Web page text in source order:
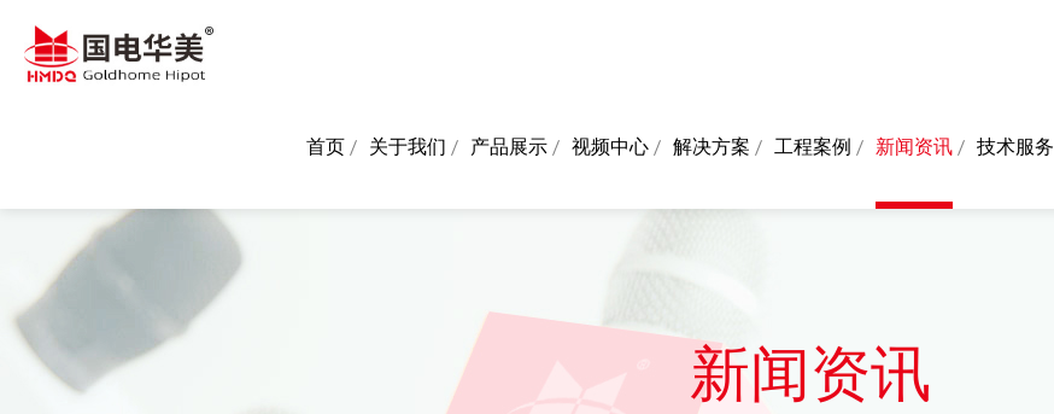
首页 关于我们 产品展示 视频中心 解决方案 工程案例 新闻资讯 技术服务
新闻资讯